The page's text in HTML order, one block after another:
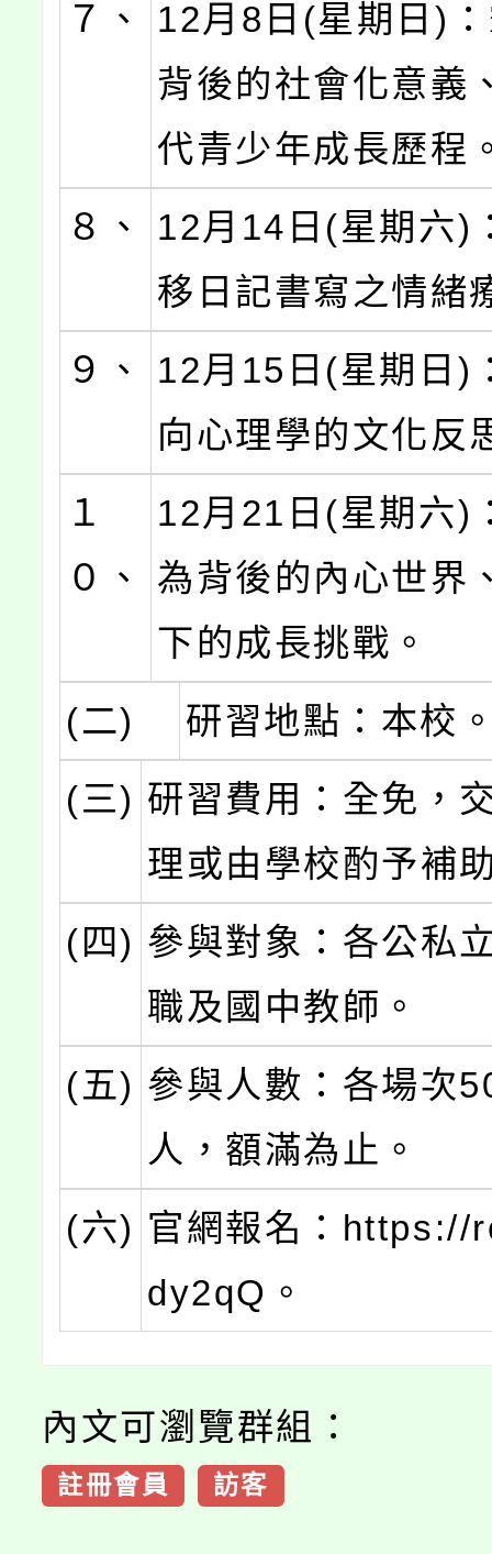
７、
12月8日(星期日)
背後的社會化意義
代青少年成長歷程
８、
12月14日(星期六)
移日記書寫之情緒
９、
12月15日(星期日)
向心理學的文化反
１
０、
12月21日(星期六)
為背後的內心世界
下的成長挑戰。
(二)
研習地點：本校
(三) 研習費用：全免，
理或由學校酌予補
(四) 參與對象：各公私
職及國中教師。
(五) 參與人數：各場次
人，額滿為止。
(六) 官網報名：https://
dy2qQ。
內文可瀏覽群組：
註冊會員 訪客